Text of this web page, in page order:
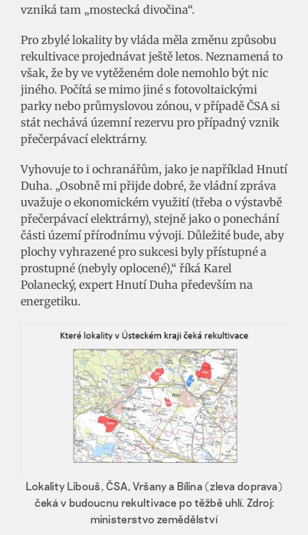
vzniká tam „mostecká divočina“.
Pro zbylé lokality by vláda měla změnu způsobu
rekultivace projednávat ještě letos. Neznamená to
však, že by ve vytěženém dole nemohlo být nic
jiného. Počítá se mimo jiné s fotovoltaickými
parky nebo průmyslovou zónou, v případě ČSA si
stát nechává územní rezervu pro případný vznik
přečerpávací elektrárny.
Vyhovuje to i ochranářům, jako je například Hnutí
Duha. „Osobně mi přijde dobré, že vládní zpráva
uvažuje o ekonomickém využití (třeba o výstavbě
přečerpávací elektrárny), stejně jako o ponechání
části území přírodnímu vývoji. Důležité bude, aby
plochy vyhrazené pro sukcesi byly přístupné a
prostupné (nebyly oplocené),“ říká Karel
Polanecký, expert Hnutí Duha především na
energetiku.
Lokality Libouš, ČSA, Vršany a Bílina (zleva doprava)
čeká v budoucnu rekultivace po těžbě uhlí. Zdroj:
ministerstvo zemědělství